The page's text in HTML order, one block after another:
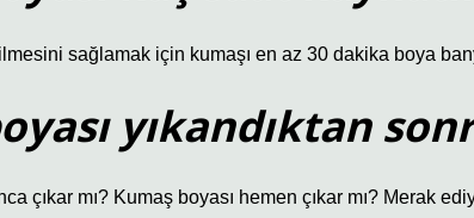
sağlamak için kumaşı en az 30 dakika boya
yıkandıktan
çıkar mı? Kumaş boyası hemen çıkar mı? Merak